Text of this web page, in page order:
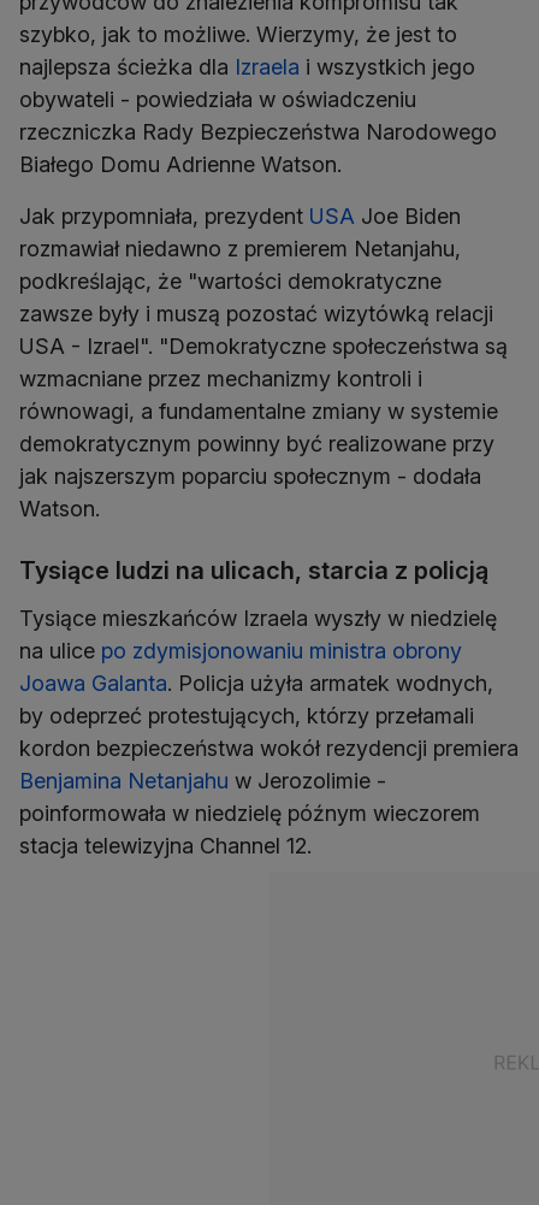
szybko, jak to możliwe. Wierzymy, że jest to
najlepsza ścieżka dla Izraela i wszystkich jego
obywateli - powiedziała w oświadczeniu
rzeczniczka Rady Bezpieczeństwa Narodowego
Białego Domu Adrienne Watson.
Jak przypomniała, prezydent USA Joe Biden
rozmawiał niedawno z premierem Netanjahu,
podkreślając, że "wartości demokratyczne
zawsze były i muszą pozostać wizytówką relacji
USA - Izrael". "Demokratyczne społeczeństwa są
wzmacniane przez mechanizmy kontroli i
równowagi, a fundamentalne zmiany w systemie
demokratycznym powinny być realizowane przy
jak najszerszym poparciu społecznym - dodała
Watson.
Tysiące ludzi na ulicach, starcia z policją
Tysiące mieszkańców Izraela wyszły w niedzielę
na ulice po zdymisjonowaniu ministra obrony
Joawa Galanta. Policja użyła armatek wodnych,
by odeprzeć protestujących, którzy przełamali
kordon bezpieczeństwa wokół rezydencji premiera
Benjamina Netanjahu w Jerozolimie -
poinformowała w niedzielę późnym wieczorem
stacja telewizyjna Channel 12.